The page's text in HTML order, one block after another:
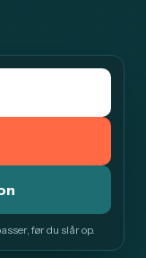
før du slår op.